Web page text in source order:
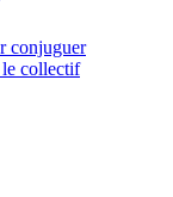
conjuguer
le collectif